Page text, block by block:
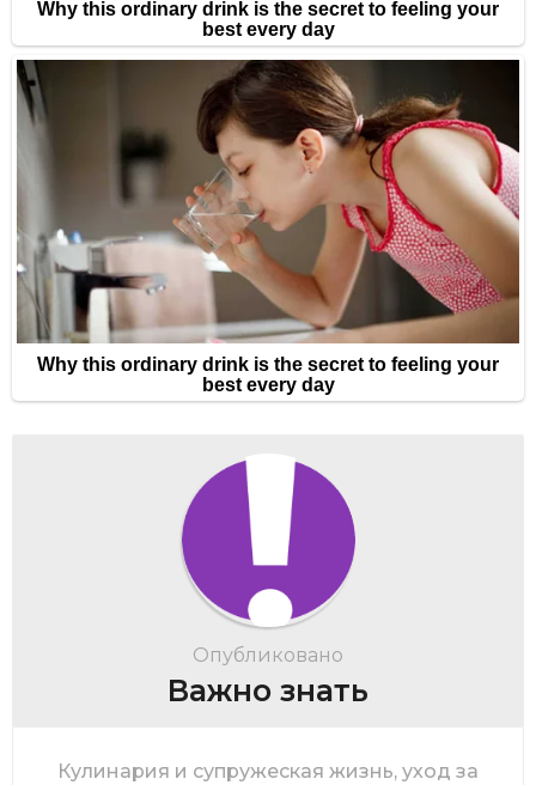
Опубликовано
Важно знать
Кулинария и супружеская жизнь, уход за